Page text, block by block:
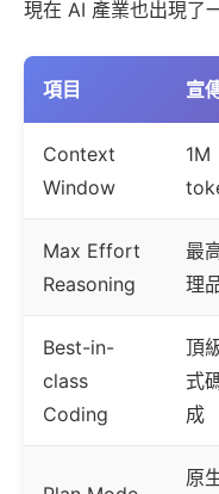
現在 AI 產業也出現了
項目 宣
Context
Window
1M
Max Effort
Reasoning
最
理
Best-in-
class
Coding
頂
式
成
原